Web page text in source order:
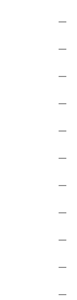
—
—
—
—
—
—
—
—
—
—
—